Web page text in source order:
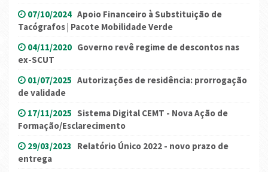
07/10/2024 Apoio Financeiro à Substituição de
Tacógrafos | Pacote Mobilidade Verde
04/11/2020 Governo revê regime de descontos nas
ex-SCUT
01/07/2025 Autorizações de residência: prorrogação
de validade
17/11/2025 Sistema Digital CEMT - Nova Ação de
Formação/Esclarecimento
29/03/2023 Relatório Único 2022 - novo prazo de
entrega